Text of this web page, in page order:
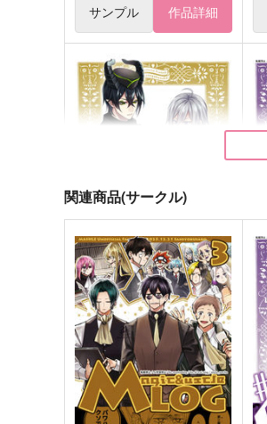
サンプル 作品詳細
マレシルチャンネル#5
三色茶房。
629円 （税込）
マレウス×シルバー
サンプル 作品詳細
関連商品(サークル)